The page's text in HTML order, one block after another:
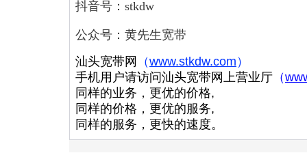
抖音号：stkdw
公众号：黄先生宽带
汕头宽带网
（www.stkdw.com ）
手机用户请访问汕头宽带网上营业厅 （
同样的业务，更优的价格,
同样的价格，更优的服务,
同样的服务，更快的速度。